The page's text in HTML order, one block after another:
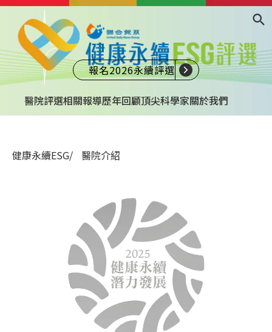
醫院評選相關報導歷年回顧頂尖科學家關於我們
報名2026永續評選
健康永續ESG 醫院介紹